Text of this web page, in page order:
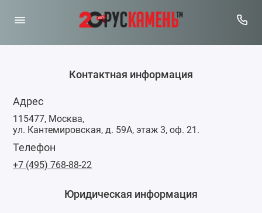
Контактная информация
Адрес
115477, Москва,
ул. Кантемировская, д. 59А, этаж 3, оф. 21.
Телефон
+7 (495) 768-88-22
Юридическая информация